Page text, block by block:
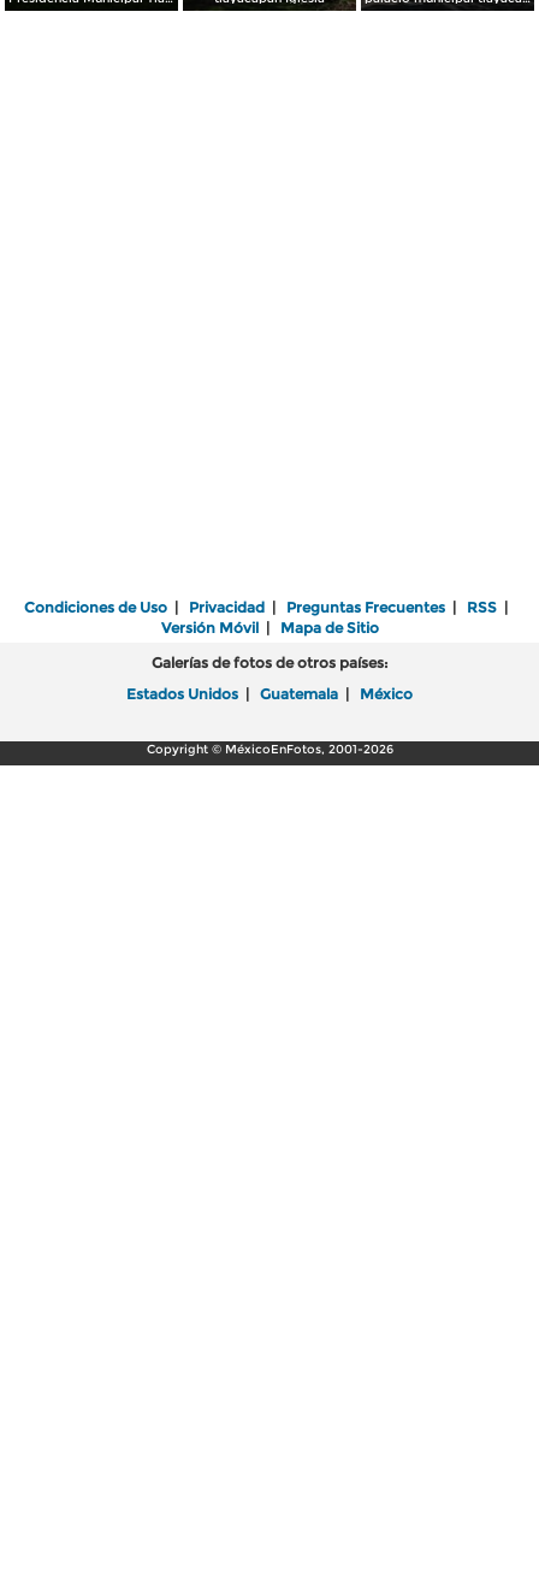
Condiciones de Uso | Privacidad | Preguntas Frecuentes | RSS |
Versión Móvil| Mapa de Sitio
Galerías de fotos de otros países:
Estados Unidos | Guatemala | México
Copyright © MéxicoEnFotos, 2001-2026